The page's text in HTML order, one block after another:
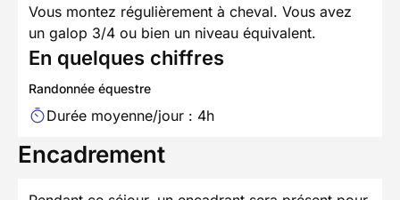
Vous montez régulièrement à cheval. Vous avez
un galop 3/4 ou bien un niveau équivalent.
En quelques chiffres
Randonnée équestre
Durée moyenne/jour : 4h
Encadrement